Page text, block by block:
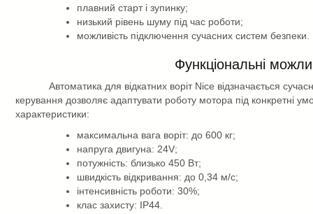
плавний старт і зупинку;
низький рівень шуму під час роботи;
можливість підключення сучасних систем безпеки.
Функціональні
Автоматика для відкатних воріт Nice відзначається
керування дозволяє адаптувати роботу мотора під конкретні
характеристики:
максимальна вага воріт: до 600 кг;
напруга двигуна: 24V;
потужність: близько 450 Вт;
швидкість відкривання: до 0,34 м/с;
інтенсивність роботи: 30%;
клас захисту: IP44.